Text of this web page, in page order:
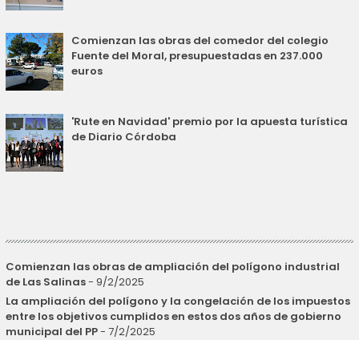
Comienzan las obras del comedor del colegio
Fuente del Moral, presupuestadas en 237.000
euros
'Rute en Navidad' premio por la apuesta turística
de Diario Córdoba
Comienzan las obras de ampliación del polígono industrial
de Las Salinas- 9/2/2025
La ampliación del polígono y la congelación de los impuestos
entre los objetivos cumplidos en estos dos años de gobierno
municipal del PP- 7/2/2025